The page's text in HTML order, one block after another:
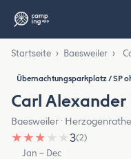
Startseite › Baesweiler ›
Übernachtungsparkplatz / SP
Carl
Baesweiler ·
★ ★ ★ ★ ★3(2)
Jan – Dec